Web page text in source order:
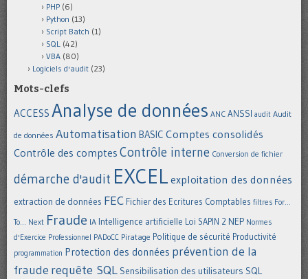
PHP (6)
Python (13)
Script Batch (1)
SQL (42)
VBA (80)
Logiciels d'audit (23)
Mots-clefs
ACCESS Analyse de données ANC ANSSI audit Audit
de données Automatisation BASIC Comptes consolidés
Contrôle des comptes Contrôle interne Conversion de fichier
démarche d'audit EXCEL exploitation des données
extraction de données FEC Fichier des Ecritures Comptables filtres For...
To... Next Fraude IA Intelligence artificielle Loi SAPIN 2 NEP Normes
d'Exercice Professionnel PADoCC Piratage Politique de sécurité Productivité
programmation Protection des données prévention de la
fraude requête SQL Sensibilisation des utilisateurs SQL